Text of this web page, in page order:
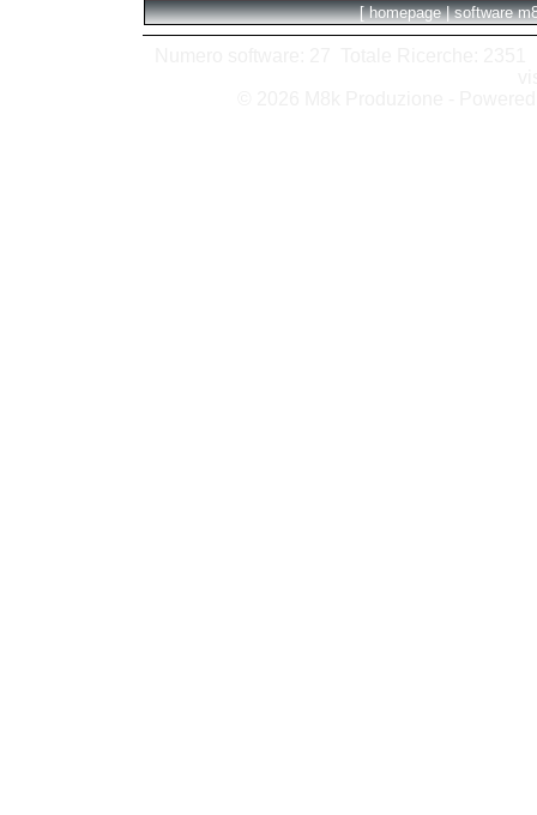
[ homepage | software